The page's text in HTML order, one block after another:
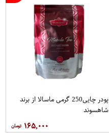
پودر چایی250 گرمی ماسالا از برند
شاهسوند
۱۶۵,۰۰۰